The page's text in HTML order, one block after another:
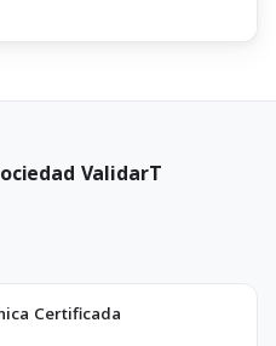
ValidarT
Certificada